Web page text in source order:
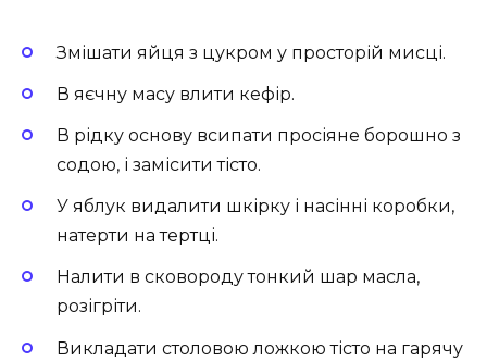
Змішати яйця з цукром у просторій мисці.
В яєчну масу влити кефір.
В рідку основу всипати просіяне борошно з
содою, і замісити тісто.
У яблук видалити шкірку і насінні коробки,
натерти на тертці.
Налити в сковороду тонкий шар масла,
розігріти.
Викладати столовою ложкою тісто на гарячу